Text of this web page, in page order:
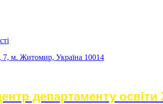
7, м. Житомир, Україна 10014
департаменту освіти